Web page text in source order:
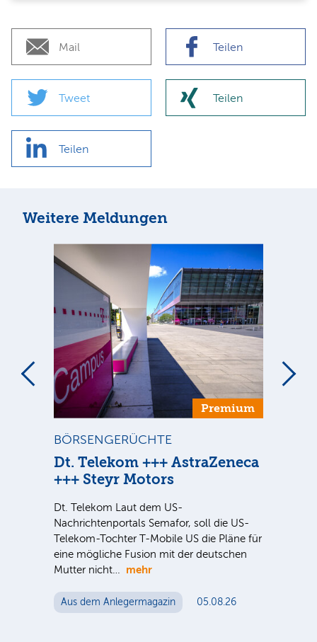
Mail Teilen
Tweet Teilen
Teilen
Weitere Meldungen
Premium
BÖRSENGERÜCHTE
Dt. Telekom +++ AstraZeneca
+++ Steyr Motors
Dt. Telekom Laut dem US-
Nachrichtenportals Semafor, soll die US-
Telekom-Tochter T-Mobile US die Pläne für
eine mögliche Fusion mit der deutschen
Mutter nicht… mehr
Aus dem Anlegermagazin 05.08.26